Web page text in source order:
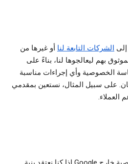
الشركات التابعة لنا أو غيرها من
بهم ليعالجوها لنا، بناءً على
الخصوصية وأي إجراءات مناسبة
على سبيل المثال، نستعين بمقدمي
العملاء.